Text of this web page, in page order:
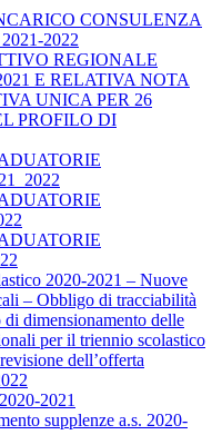
CONSULENZA
2022
REGIONALE
E RELATIVA NOTA
UNICA PER 26
PROFILO DI
2020-2021 – Nuove
– Obbligo di tracciabilità
dimensionamento delle
per il triennio scolastico
dell’offerta
2021
supplenze a.s. 2020-